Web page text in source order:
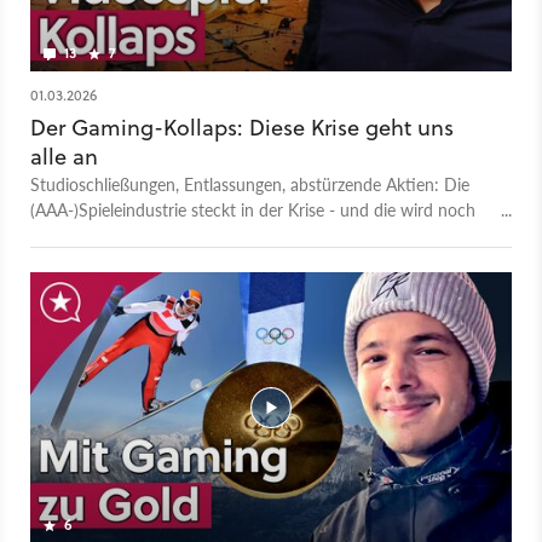
13 7
01.03.2026
Der Gaming-Kollaps: Diese Krise geht uns
alle an
Studioschließungen, Entlassungen, abstürzende Aktien: Die
(AAA-)Spieleindustrie steckt in der Krise - und die wird noch
abgesehen von einem Giganten. Hinweis: Das Thumbnail
wurde mit Unterstützung von Google Gemini erstellt. Das ist
die Videoversion unseres GameStar Podcasts. - Alle Folgen des
GameStar Podcasts - GameStar Podcast bei Apple Podcasts
- GameStar Podcast bei Spotify - GameStar Podcast bei
Podcast Addict - GameStar Podcast im RSS Feed Mehr
Videotalks findet ihr auf bei GameStar Talk – auch auf
Youtube. Was ist GameStar Talk? GameStar Talk ist sozusagen
die Videofassung des GameStar Podcasts und ein
gemeinsames Angebot von GameStar, GamePro und
6